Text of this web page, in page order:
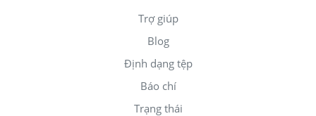
Trợ giúp
Blog
Định dạng tệp
Báo chí
Trạng thái